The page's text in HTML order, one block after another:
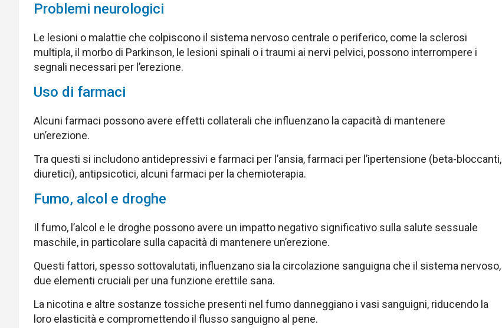
Problemi neurologici
Le lesioni o malattie che colpiscono il sistema nervoso centrale o periferico, come la sclerosi
multipla, il morbo di Parkinson, le lesioni spinali o i traumi ai nervi pelvici, possono interrompere i
segnali necessari per l’erezione.
Uso di farmaci
Alcuni farmaci possono avere effetti collaterali che influenzano la capacità di mantenere
un’erezione.
Tra questi si includono antidepressivi e farmaci per l’ansia, farmaci per l’ipertensione (beta-bloccanti,
diuretici), antipsicotici, alcuni farmaci per la chemioterapia.
Fumo, alcol e droghe
Il fumo, l’alcol e le droghe possono avere un impatto negativo significativo sulla salute sessuale
maschile, in particolare sulla capacità di mantenere un’erezione.
Questi fattori, spesso sottovalutati, influenzano sia la circolazione sanguigna che il sistema nervoso,
due elementi cruciali per una funzione erettile sana.
La nicotina e altre sostanze tossiche presenti nel fumo danneggiano i vasi sanguigni, riducendo la
loro elasticità e compromettendo il flusso sanguigno al pene.